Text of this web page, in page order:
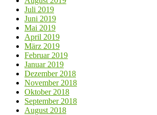
Juli 2019
Juni 2019
Mai 2019
April 2019
März 2019
Februar 2019
Januar 2019
Dezember 2018
November 2018
Oktober 2018
September 2018
August 2018